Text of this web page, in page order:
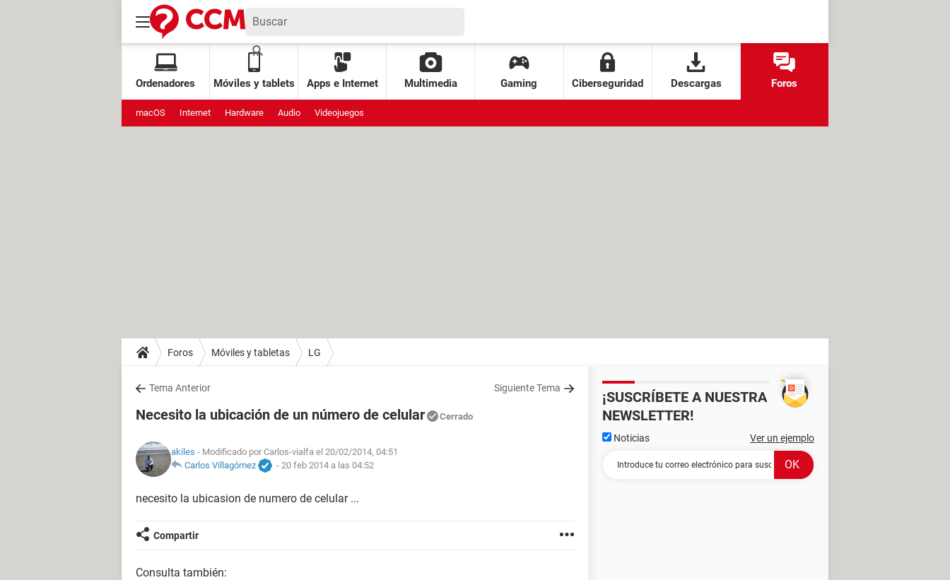
Ordenadores Móviles y tablets Apps e Internet Multimedia Gaming Ciberseguridad Descargas Foros
macOS Internet Hardware Audio Videojuegos
Foros Móviles y tabletas LG
Tema Anterior Siguiente Tema
Necesito la ubicación de un número de celular Cerrado
akiles - Modificado por Carlos-vialfa el 20/02/2014, 04:51
Carlos Villagómez
- 20 feb 2014 a las 04:52
necesito la ubicasion de numero de celular ...
Compartir
Consulta también:
¡SUSCRÍBETE A NUESTRA
NEWSLETTER!
Noticias Ver un ejemplo